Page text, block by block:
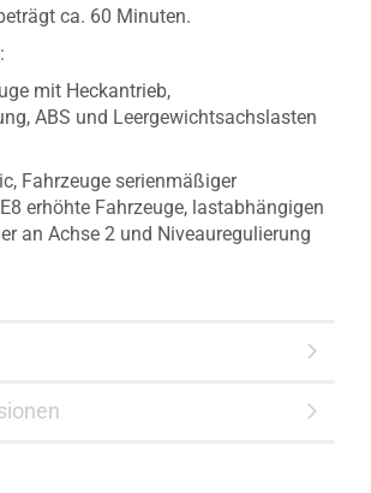
ca. 60 Minuten.
mit Heckantrieb,
ABS und Leergewichtsachslasten
Fahrzeuge serienmäßiger
erhöhte Fahrzeuge, lastabhängigen
an Achse 2 und Niveauregulierung